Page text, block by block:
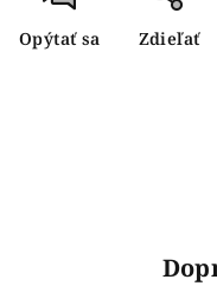
Opýtať sa Zdieľať